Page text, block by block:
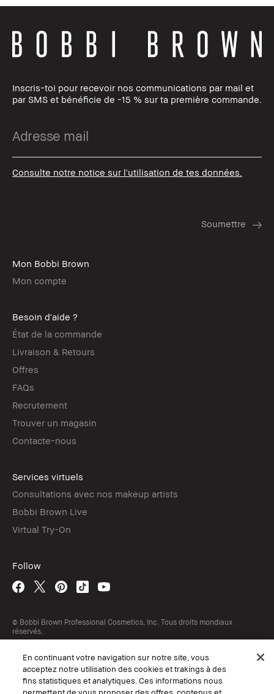
Inscris-toi pour recevoir nos communications par mail et
par SMS et bénéficie de -15 % sur ta première commande.
Consulte notre notice sur l'utilisation de tes données.
Mon Bobbi Brown
Mon compte
Besoin d'aide ?
État de la commande
Livraison & Retours
Offres
FAQs
Recrutement
Trouver un magasin
Contacte-nous
Services virtuels
Consultations avec nos makeup artists
Bobbi Brown Live
Virtual Try-On
Follow
© Bobbi Brown Professional Cosmetics, Inc. Tous droits mondiaux
réservés.
Politique en matière de confidentialité et de cookies
Conditions générales de ventes par téléphone
Conditions d'utilisation
Gérer les Cookies
En continuant votre navigation sur notre site, vous
acceptez notre utilisation des cookies et trakings à des
fins statistiques et analytiques. Ces informations nous